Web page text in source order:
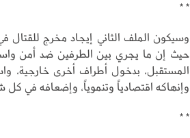
* *
وسيكون الملف الثاني إيجاد مخرج للقتال
حيث إن ما يجري بين الطرفين ضد أمن
المستقبل، بدخول أطراف أخرى خارجية،
وإنهاكه اقتصادياً وتنموياً، وإضعافه في
* *